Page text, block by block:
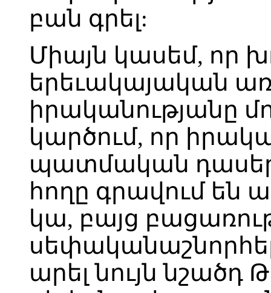
բան գրել:
Միայն կասեմ, որ
երեւակայական
իրականությանը
կարծում, որ
պատմական
հողը գրավում են
կա, բայց
սեփականաշնորհել
արել նույն նշածդ